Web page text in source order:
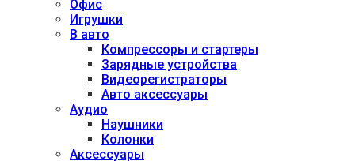
Офис
Игрушки
В авто
Компрессоры и стартеры
Зарядные устройства
Видеорегистраторы
Авто аксессуары
Аудио
Наушники
Колонки
Аксессуары